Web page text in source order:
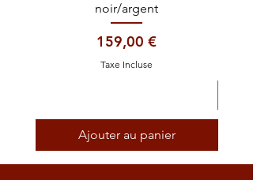
noir/argent
Prix
159,00 €
Taxe Incluse
Ajouter au panier